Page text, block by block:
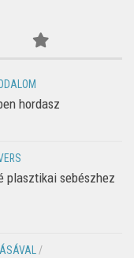
hordasz
plasztikai sebészhez
/